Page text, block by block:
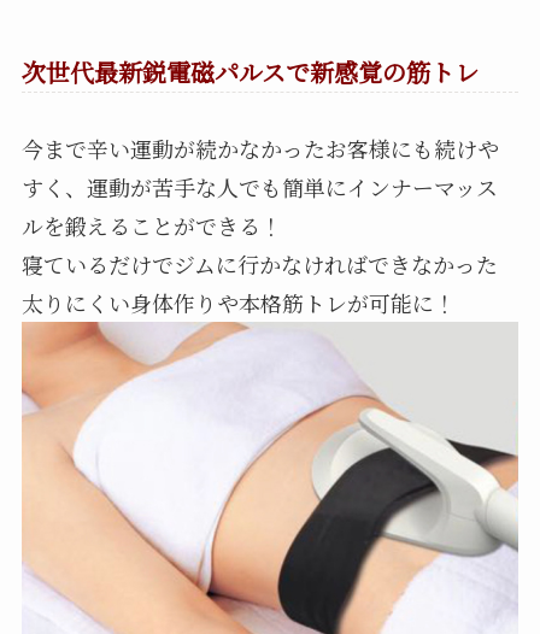
次世代最新鋭電磁パルスで新感覚の筋トレ
今まで辛い運動が続かなかったお客様にも続けや
すく、運動が苦手な人でも簡単にインナーマッス
ルを鍛えることができる！
寝ているだけでジムに行かなければできなかった
太りにくい身体作りや本格筋トレが可能に！